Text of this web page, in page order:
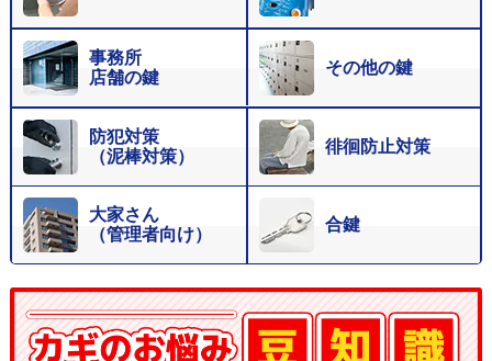
事務所
店舗の鍵
その他の鍵
防犯対策
（泥棒対策）
徘徊防止対策
大家さん
（管理者向け）
合鍵